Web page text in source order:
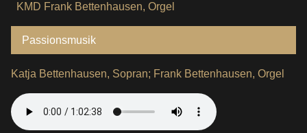
KMD Frank Bettenhausen, Orgel
Passionsmusik
Katja Bettenhausen, Sopran; Frank Bettenhausen, Orgel